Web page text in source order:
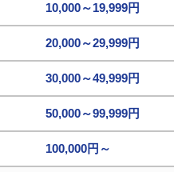
10,000～19,999円
20,000～29,999円
30,000～49,999円
50,000～99,999円
100,000円～